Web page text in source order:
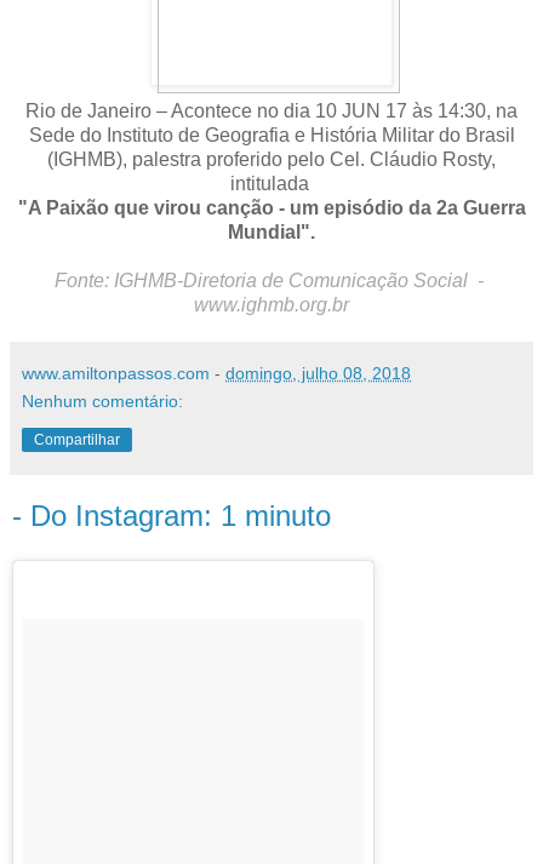
Rio de Janeiro – Acontece no dia 10 JUN 17 às 14:30, na
Sede do Instituto de Geografia e História Militar do Brasil
(IGHMB), palestra proferido pelo Cel. Cláudio Rosty,
intitulada
"A Paixão que virou canção - um episódio da 2a Guerra
Mundial".
Fonte: IGHMB-Diretoria de Comunicação Social -
www.ighmb.org.br
www.amiltonpassos.com - domingo, julho 08, 2018
Nenhum comentário:
Compartilhar
- Do Instagram: 1 minuto